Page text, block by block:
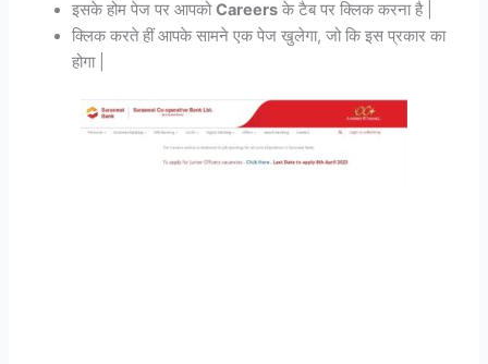
इसके होम पेज पर आपकोCareers के टैब पर क्लिक करना है |
क्लिक करते हीं आपके सामने एक पेज खुलेगा, जो कि इस प्रकार का
होगा |